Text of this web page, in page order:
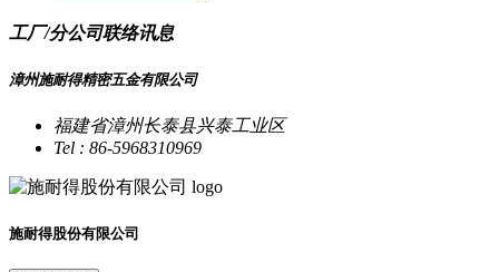
工厂/分公司联络讯息
漳州施耐得精密五金有限公司
福建省漳州长泰县兴泰工业区
Tel : 86-5968310969
施耐得股份有限公司